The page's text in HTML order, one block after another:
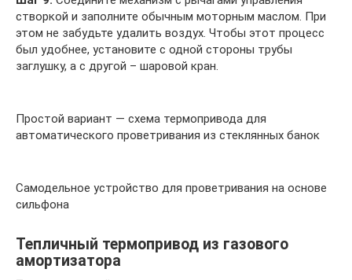
створкой и заполните обычным моторным маслом. При
этом не забудьте удалить воздух. Чтобы этот процесс
был удобнее, установите с одной стороны трубы
заглушку, а с другой – шаровой кран.
Простой вариант — схема термопривода для
автоматического проветривания из стеклянных банок
Самодельное устройство для проветривания на основе
сильфона
Тепличный термопривод из газового
амортизатора